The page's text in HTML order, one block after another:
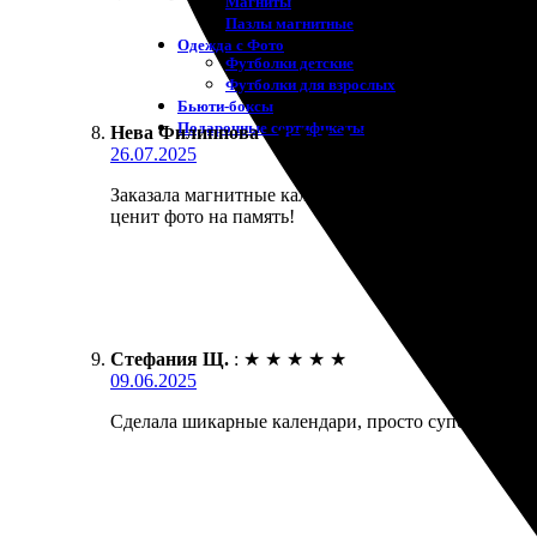
Пазлы магнитные
Одежда с Фото
Футболки детские
Футболки для взрослых
Бьюти-боксы
Подарочные сертификаты
Нева Филиппова : ★ ★ ★ ★ ★
26.07.2025
Заказала магнитные календари, осталась
ценит фото на память!
Стефания Щ. : ★ ★ ★ ★ ★
09.06.2025
Сделала шикарные календари, просто супер!